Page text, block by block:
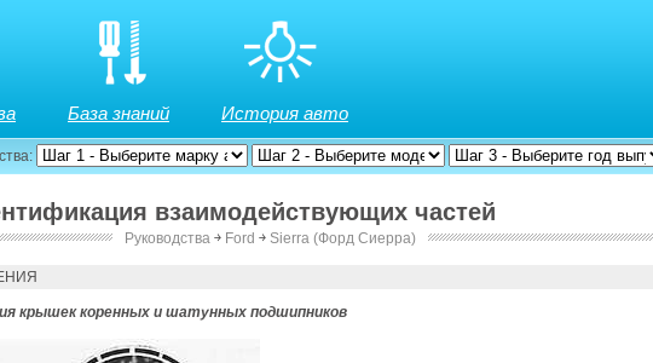
База знаний История авто
взаимодействующих частей
Руководства ￫ Ford ￫ Sierra (Форд Сиерра)
крышек коренных и шатунных подшипников